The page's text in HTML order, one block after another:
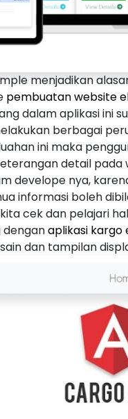
menjadikan
pembuatan website
dalam aplikasi ini
berbagai
ini maka
detail
develope nya,
informasi boleh
cek dan pelajari
denganaplikasi kargo
dan tampilan